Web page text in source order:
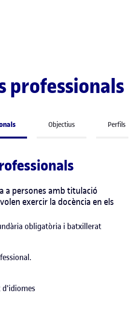
professionals
Objectius Perfils
a persones amb titulació
exercir la docència en els
obligatòria i batxillerat
d'idiomes